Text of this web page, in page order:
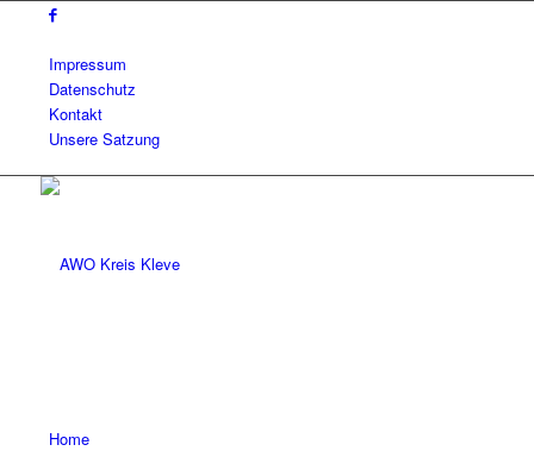
Impressum
Datenschutz
Kontakt
Unsere Satzung
Home